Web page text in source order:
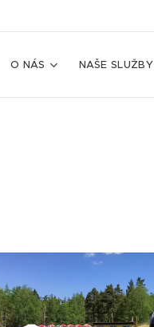
O NÁS NAŠE SLUŽBY